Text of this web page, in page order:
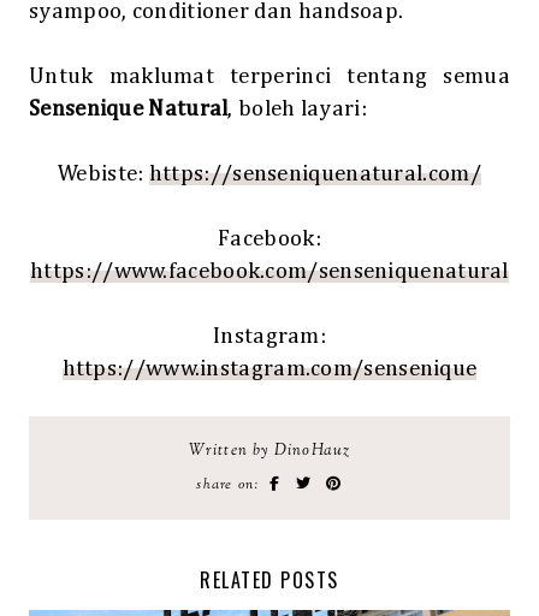
syampoo, conditioner dan handsoap.
Untuk maklumat terperinci tentang semua
Sensenique Natural, boleh layari:
Webiste: https://senseniquenatural.com/
Facebook:
https://www.facebook.com/senseniquenatural
Instagram:
https://www.instagram.com/sensenique
Written by DinoHauz
share on:
RELATED POSTS